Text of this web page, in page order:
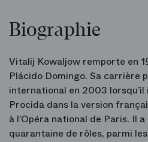
Biographie
Vitalij Kowaljow remporte en
Plácido Domingo. Sa carrière
international en 2003
Procida dans la version
à l’Opéra national de Paris. Il
quarantaine de rôles, parmi